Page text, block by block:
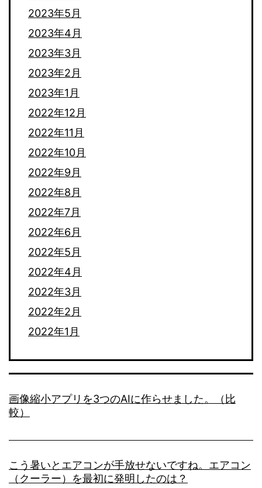
2023年5月
2023年4月
2023年3月
2023年2月
2023年1月
2022年12月
2022年11月
2022年10月
2022年9月
2022年8月
2022年7月
2022年6月
2022年5月
2022年4月
2022年3月
2022年2月
2022年1月
画像縮小アプリを3つのAIに作らせました。（比
較）
こう暑いとエアコンが手放せないですね。エアコン
（クーラー）を最初に発明したのは？